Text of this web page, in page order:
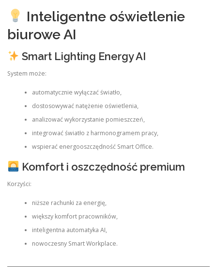
Inteligentne oświetlenie
biurowe AI
Smart Lighting Energy AI
System może:
automatycznie wyłączać światło,
dostosowywać natężenie oświetlenia,
analizować wykorzystanie pomieszczeń,
integrować światło z harmonogramem pracy,
wspierać energooszczędność Smart Office.
Komfort i oszczędność premium
Korzyści:
niższe rachunki za energię,
większy komfort pracowników,
inteligentna automatyka AI,
nowoczesny Smart Workplace.